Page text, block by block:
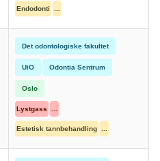
Endodonti
Det odontologiske fakultet
UiO Odontia Sentrum
Oslo
Lystgass
Estetisk tannbehandling